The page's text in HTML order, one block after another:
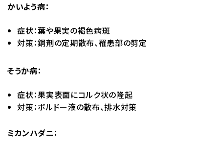
かいよう病：
症状：葉や果実の褐色病斑
対策：銅剤の定期散布、罹患部の剪定
そうか病：
症状：果実表面にコルク状の隆起
対策：ボルドー液の散布、排水対策
ミカンハダニ：